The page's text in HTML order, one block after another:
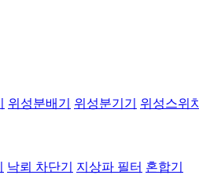
위성분배기 위성분기기 위성스위치
낙뢰 차단기 지상파 필터 혼합기